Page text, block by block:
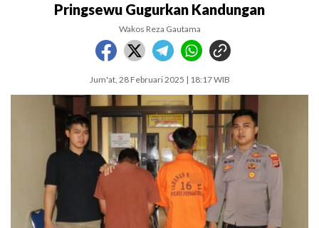
Pringsewu Gugurkan Kandungan
Wakos Reza Gautama
Jum'at, 28 Februari 2025 | 18:17 WIB